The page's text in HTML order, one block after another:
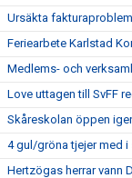
Ursäkta
Feriearbete Karlstad
Medlems- och
Love uttagen till SvFF
Skåreskolan öppen
4 gul/gröna tjejer med i
Hertzögas herrar vann